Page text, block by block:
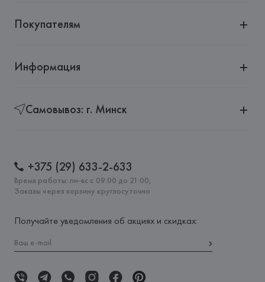
Покупателям
Информация
Самовывоз: г. Минск
+375 (29) 633-2-633
Время работы: пн-вс с 09:00 до 21:00,
Заказы через корзину круглосуточно
Получайте уведомления об акциях и скидках: